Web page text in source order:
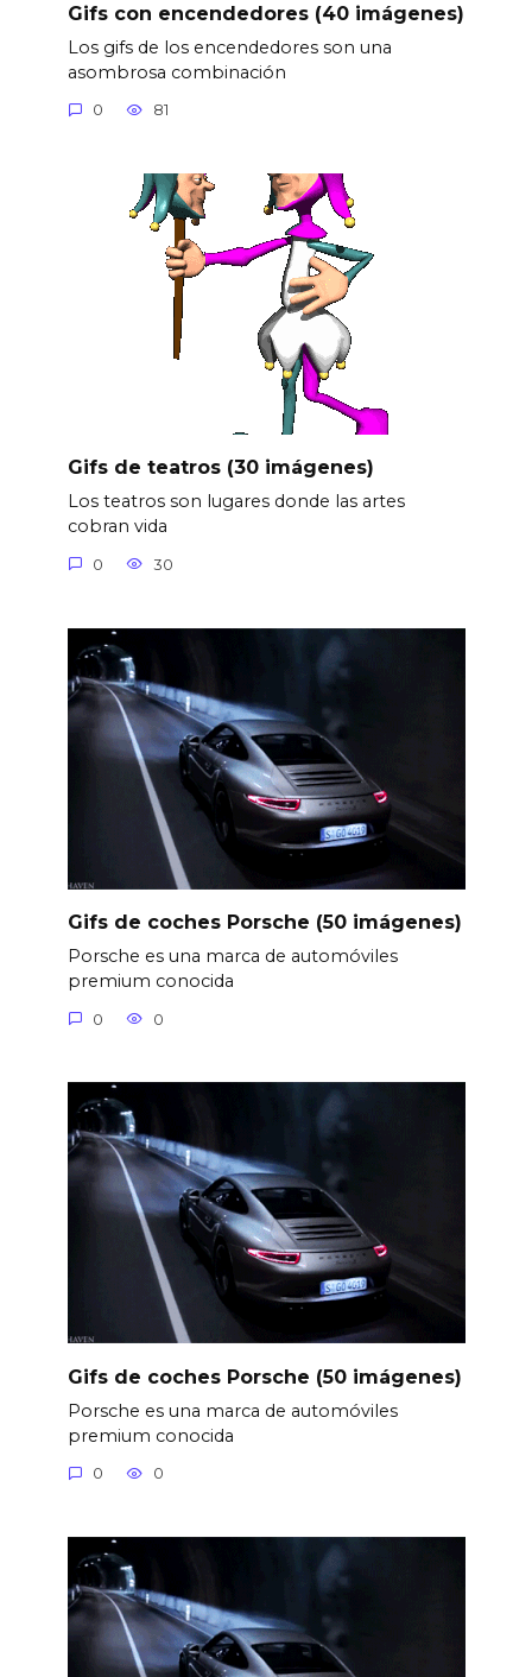
Gifs con encendedores (40 imágenes)
Los gifs de los encendedores son una
asombrosa combinación
0 81
Gifs de teatros (30 imágenes)
Los teatros son lugares donde las artes
cobran vida
0 30
Gifs de coches Porsche (50 imágenes)
Porsche es una marca de automóviles
premium conocida
0 0
Gifs de coches Porsche (50 imágenes)
Porsche es una marca de automóviles
premium conocida
0 0